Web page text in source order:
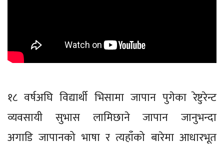
१८ वर्षअघि विद्यार्थी भिसामा जापान पुगेका रेष्टुरेन्ट
व्यवसायी सुभास लामिछाने जापान जानुभन्दा
अगाडि जापानको भाषा र त्यहाँको बारेमा आधारभूत